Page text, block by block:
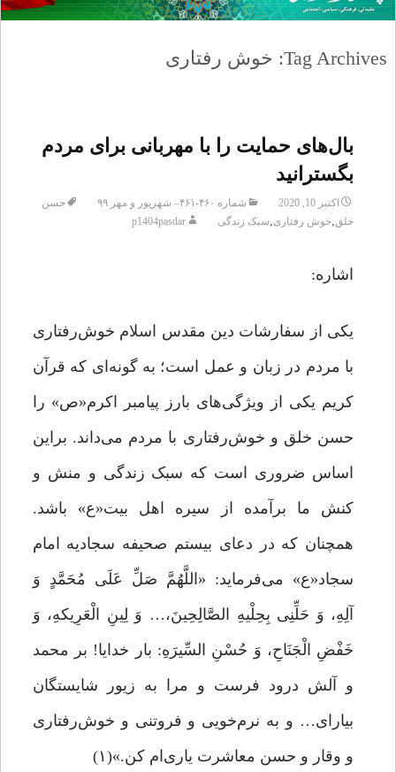
Tag Archives: خوش رفتاری
بال‌هاى حمایت را با مهربانی براى مردم
بگسترانید
اکتبر 10, 2020 شماره ۴۶۰-۴۶۱– شهریور و مهر ۹۹
حسن
خلق,خوش رفتاری,سبک زندگی p1404pasdar
اشاره:
یکی از سفارشات دین مقدس اسلام خوش‌رفتاری
با مردم در زبان و عمل است؛ به گونه‌ای که قرآن
کریم یکی از ویژگی‌های بارز پیامبر اکرم«ص» را
حسن خلق و خوش‌رفتاری با مردم می‌داند. براین
اساس ضروری است که سبک زندگی و منش و
کنش ما برآمده از سیره‌ اهل بیت«ع» باشد.
همچنان‌ که در دعای بیستم صحیفه سجادیه امام
سجاد«ع» می‌فرماید: «اللَّهُمَّ صَلِّ عَلَی مُحَمَّدٍ وَ
آلِهِ، وَ حَلِّنِی بِحِلْیهِ الصَّالِحِینَ،… وَ لِینِ الْعَرِیکهِ، وَ
خَفْضِ الْجَنَاحِ، وَ حُسْنِ السِّیرَهِ: بار خدایا! بر محمد
و آلش درود فرست و مرا به زیور شایستگان
بیارای… و به نرم‌خویی و فروتنی و خوش‌رفتاری
و وقار و حسن معاشرت یاری‌ام کن.»(۱)